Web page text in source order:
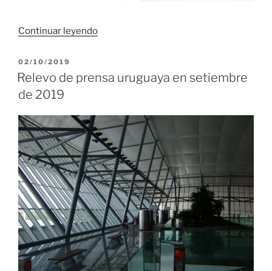
Continuar leyendo«Novedades
Biblioteca
PUBLICADO
EL
02/10/2019
Relevo de prensa uruguaya en setiembre
de 2019